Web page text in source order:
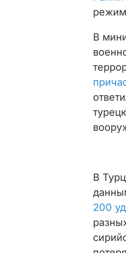
В
В
200